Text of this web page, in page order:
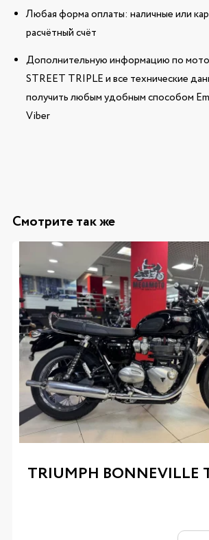
Любая форма оплаты: наличные или
расчётный счёт
Дополнительную информацию по
STREET TRIPLE и все технические
получить любым удобным способом
Viber
Смотрите так же
TRIUMPH BONNEVILLE